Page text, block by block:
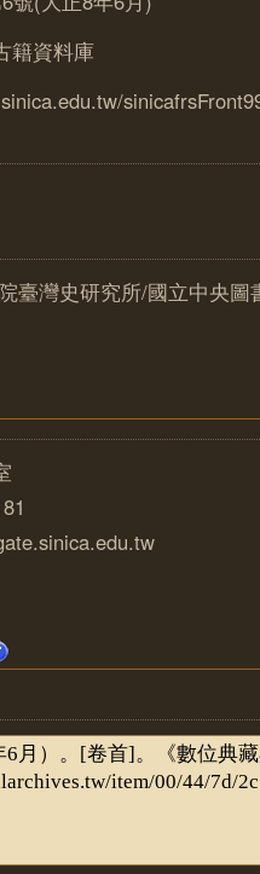
籍資料庫
臺灣史研究所/國立中央圖